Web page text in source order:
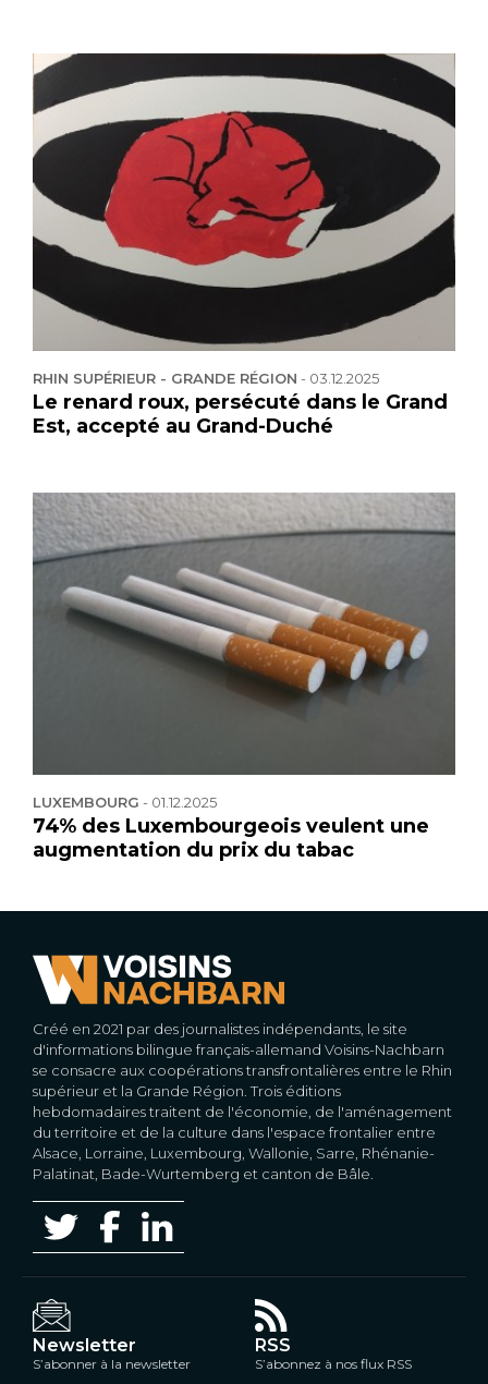
RHIN SUPÉRIEUR - GRANDE RÉGION - 03.12.2025
Le renard roux, persécuté dans le Grand
Est, accepté au Grand-Duché
LUXEMBOURG - 01.12.2025
74% des Luxembourgeois veulent une
augmentation du prix du tabac
Créé en 2021 par des journalistes indépendants, le site
d'informations bilingue français-allemand Voisins-Nachbarn
se consacre aux coopérations transfrontalières entre le Rhin
supérieur et la Grande Région. Trois éditions
hebdomadaires traitent de l'économie, de l'aménagement
du territoire et de la culture dans l'espace frontalier entre
Alsace, Lorraine, Luxembourg, Wallonie, Sarre, Rhénanie-
Palatinat, Bade-Wurtemberg et canton de Bâle.
Newsletter
S’abonner à la newsletter
RSS
S’abonnez à nos flux RSS